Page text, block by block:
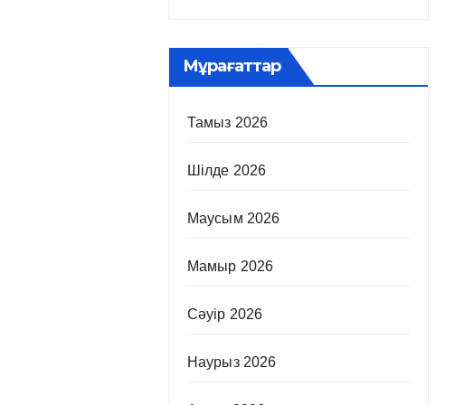
Мұрағаттар
Тамыз 2026
Шілде 2026
Маусым 2026
Мамыр 2026
Сәуір 2026
Наурыз 2026